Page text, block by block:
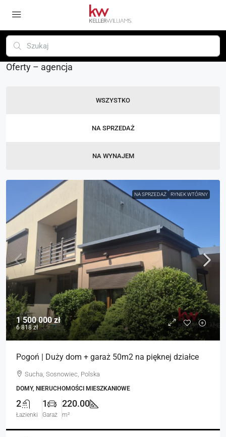
Oferty – agencja
WSZYSTKO
NA SPRZEDAŻ
NA WYNAJEM
NA SPRZEDAŻ RYNEK WTÓRNY
1 500 000 zł
6 818 zł
Pogoń | Duży dom + garaż 50m2 na pięknej działce
Sucha, Sosnowiec, Polska
DOMY, NIERUCHOMOŚCI MIESZKANIOWE
2
Łazienki
1
Garaż
220.00
m²